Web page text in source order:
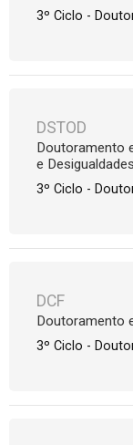
3º Ciclo -
DSTOD
Doutoramento
e Desigualdades
3º Ciclo -
DCF
Doutoramento
3º Ciclo -